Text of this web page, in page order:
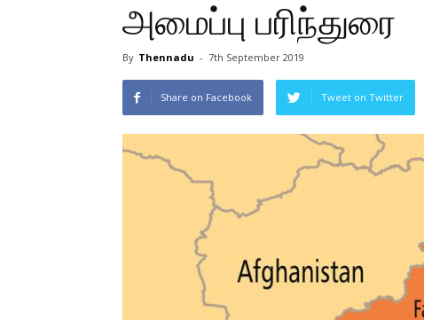
அமைப்பு பரிந்துரை
By Thennadu - 7th September 2019
Share on Facebook Tweet on Twitter